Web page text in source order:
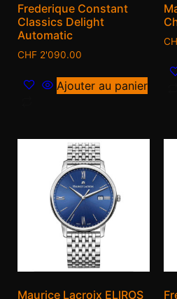
Frederique Constant
Classics Delight
Automatic
CHF 2'090.00
Ajouter au panier
Maurice Lacroix ELIROS